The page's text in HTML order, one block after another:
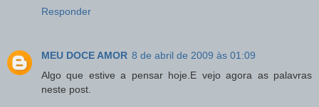
Responder
MEU DOCE AMOR 8 de abril de 2009 às 01:09
Algo que estive a pensar hoje.E vejo agora as palavras
neste post.